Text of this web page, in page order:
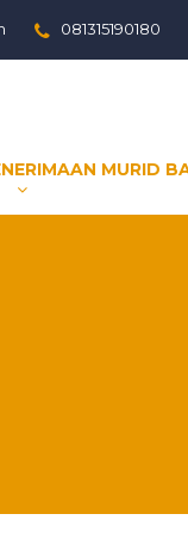
081315190180
MURID